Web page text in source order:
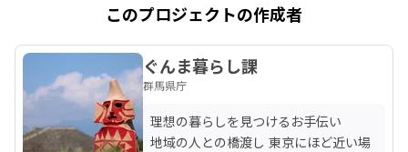
このプロジェクトの作成者
ぐんま暮らし課
群馬県庁
理想の暮らしを見つけるお手伝い
地域の人との橋渡し 東京にほど近い場